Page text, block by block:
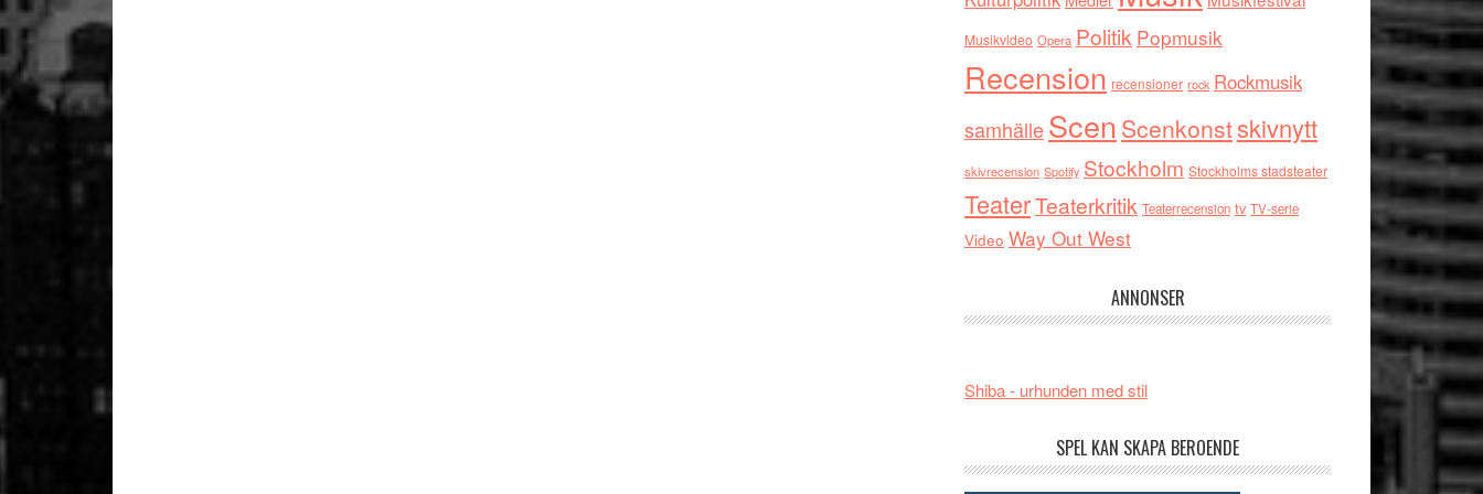
Musikvideo Opera Politik Popmusik
Recension recensioner rock Rockmusik
samhälleScen Scenkonstskivnytt
skivrecension Spotify Stockholm Stockholms stadsteater
TeaterTeaterkritik Teaterrecension tv TV-serie
Video Way Out West
ANNONSER
Shiba - urhunden med stil
SPEL KAN SKAPA BEROENDE